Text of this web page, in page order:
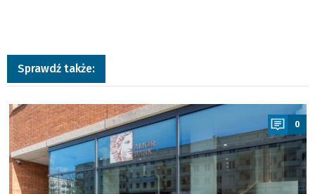
Sprawdź także:
a
0